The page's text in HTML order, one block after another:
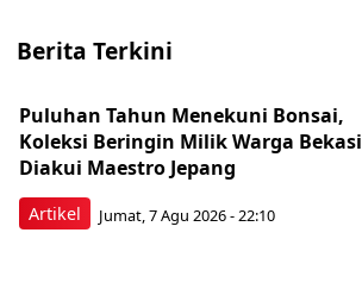
Berita Terkini
Artikel
Puluhan Tahun Menekuni Bonsai,
Koleksi Beringin Milik Warga Bekasi
Diakui Maestro Jepang
Jumat, 7 Agu 2026 - 22:10